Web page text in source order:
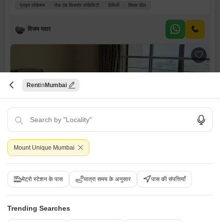
प्राइम लोकेशन सेफ़ एंड सिक्योर लोकैलिटी फ़ैमिली क्विक डील
विजय पवार
गिरिराज अपार्टमेंट्स
2 बीएचके फ्लैट किराए के लिए - अल्तामाउंट रोड, मुंबई
₹ 1.65 L
Config
2 BHK + 2 Bath
एरिया कार्पेट एरिया
सर्वेंट रूम
Facing
Floor
Rent Mumbai
Mount Unique Mumbai
मेट्रो स्टेशन के पास यात्रा समय के अनुसार पास की संपत्तियाँ
Trending Searches